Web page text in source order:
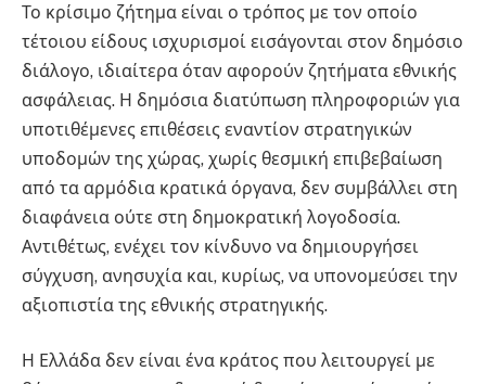
Το κρίσιμο ζήτημα είναι ο τρόπος με τον οποίο
τέτοιου είδους ισχυρισμοί εισάγονται στον δημόσιο
διάλογο, ιδιαίτερα όταν αφορούν ζητήματα εθνικής
ασφάλειας. Η δημόσια διατύπωση πληροφοριών για
υποτιθέμενες επιθέσεις εναντίον στρατηγικών
υποδομών της χώρας, χωρίς θεσμική επιβεβαίωση
από τα αρμόδια κρατικά όργανα, δεν συμβάλλει στη
διαφάνεια ούτε στη δημοκρατική λογοδοσία.
Αντιθέτως, ενέχει τον κίνδυνο να δημιουργήσει
σύγχυση, ανησυχία και, κυρίως, να υπονομεύσει την
αξιοπιστία της εθνικής στρατηγικής.
Η Ελλάδα δεν είναι ένα κράτος που λειτουργεί με